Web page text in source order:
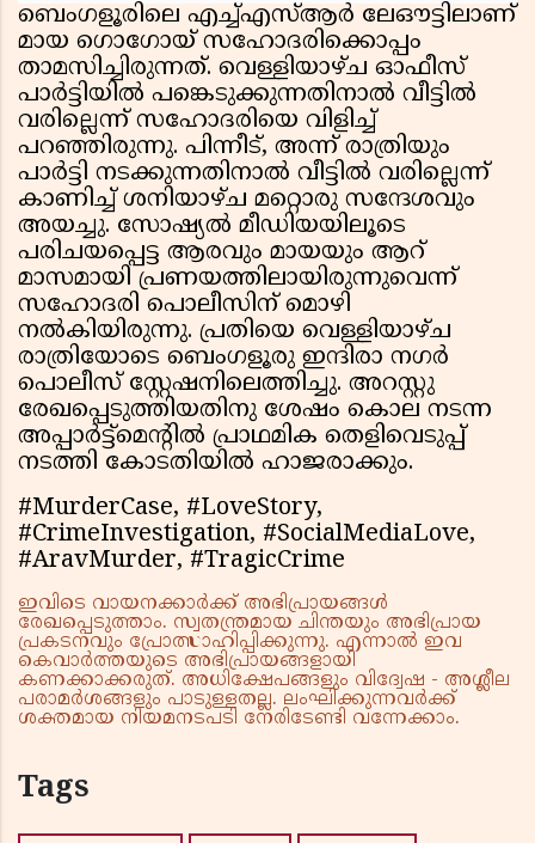
ബെംഗളൂരിലെ എച്ച്എസ്ആര്‍ ലേഔട്ടിലാണ്
മായ ഗൊഗോയ് സഹോദരിക്കൊപ്പം
താമസിച്ചിരുന്നത്. വെള്ളിയാഴ്ച ഓഫീസ്
പാര്‍ട്ടിയില്‍ പങ്കെടുക്കുന്നതിനാല്‍ വീട്ടില്‍
വരില്ലെന്ന് സഹോദരിയെ വിളിച്ച്
പറഞ്ഞിരുന്നു. പിന്നീട്, അന്ന് രാത്രിയും
പാര്‍ട്ടി നടക്കുന്നതിനാല്‍ വീട്ടില്‍ വരില്ലെന്ന്
കാണിച്ച് ശനിയാഴ്ച മറ്റൊരു സന്ദേശവും
അയച്ചു. സോഷ്യല്‍ മീഡിയയിലൂടെ
പരിചയപ്പെട്ട ആരവും മായയും ആറ്
മാസമായി പ്രണയത്തിലായിരുന്നുവെന്ന്
സഹോദരി പൊലീസിന് മൊഴി
നൽകിയിരുന്നു. പ്രതിയെ വെള്ളിയാഴ്ച
രാത്രിയോടെ ബെംഗളൂരു ഇന്ദിരാ നഗർ
പൊലീസ് സ്റ്റേഷനിലെത്തിച്ചു. അറസ്റ്റു
രേഖപ്പെടുത്തിയതിനു ശേഷം കൊല നടന്ന
അപ്പാർട്ട്മെൻ്റിൽ പ്രാഥമിക തെളിവെടുപ്പ്
നടത്തി കോടതിയിൽ ഹാജരാക്കും.
#MurderCase, #LoveStory,
#CrimeInvestigation, #SocialMediaLove,
#AravMurder, #TragicCrime
ഇവിടെ വായനക്കാർക്ക് അഭിപ്രായങ്ങൾ
രേഖപ്പെടുത്താം. സ്വതന്ത്രമായ ചിന്തയും അഭിപ്രായ
പ്രകടനവും പ്രോത്സാഹിപ്പിക്കുന്നു. എന്നാൽ ഇവ
കെവാർത്തയുടെ അഭിപ്രായങ്ങളായി
കണക്കാക്കരുത്. അധിക്ഷേപങ്ങളും വിദ്വേഷ - അശ്ലീല
പരാമർശങ്ങളും പാടുള്ളതല്ല. ലംഘിക്കുന്നവർക്ക്
ശക്തമായ നിയമനടപടി നേരിടേണ്ടി വന്നേക്കാം.
Tags